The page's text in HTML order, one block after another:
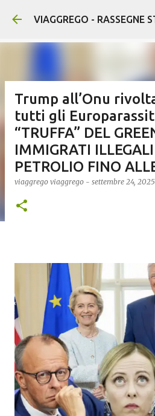
Passa ai contenuti
VIAGGREGO - RASSEGNE
Trump all’Onu
tutti gli
“TRUFFA” DEL
IMMIGRATI
PETROLIO FINO
viaggrego viaggrego - settembre 24, 2025